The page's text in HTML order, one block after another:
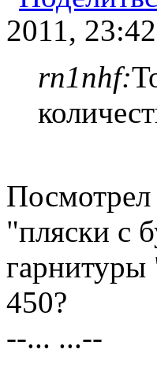
2011, 23:42
rn1nhf:
Посмотрел
"пляски с
гарнитуры
450?
--... ...--